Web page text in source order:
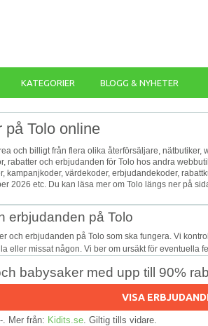
KATEGORIER BLOGG & NYHETER
på Tolo online
och billigt från flera olika återförsäljare,
rabatter och erbjudanden för Tolo hos andra
kampanjkoder, värdekoder, erbjudandekoder,
2026 etc. Du kan läsa mer om Tolo längs ner på
erbjudanden på Tolo
och erbjudanden på Tolo som ska fungera. Vi
eller missat någon. Vi ber om ursäkt för eventuella
babysaker med upp till 90%
VISA
. Mer från: Kidits.se . Giltig tills vidare.